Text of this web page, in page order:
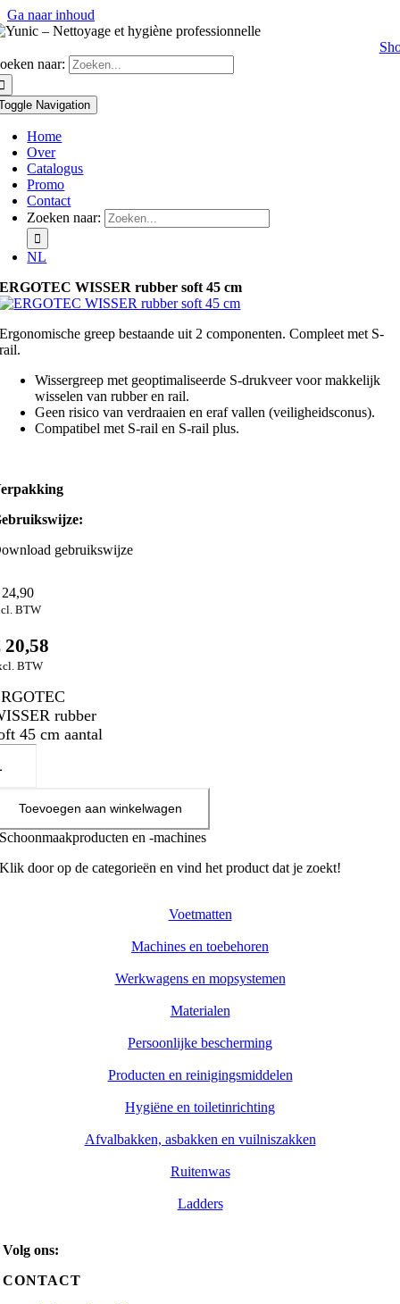
Ga naar inhoud
naar:
Navigation
Home
Over
Catalogus
Promo
Contact
Zoeken naar:
NL
ERGOTEC WISSER rubber soft 45 cm
Ergonomische greep bestaande uit 2 componenten. Compleet met S-
rail.
Wissergreep met geoptimaliseerde S-drukveer voor makkelijk
wisselen van rubber en rail.
Geen risico van verdraaien en eraf vallen (veiligheidsconus).
Compatibel met S-rail en S-rail plus.
gebruikswijze
BTW
20,58
BTW
rubber
45 cm aantal
Toevoegen aan winkelwagen
Schoonmaakproducten en -machines
Klik door op de categorieën en vind het product dat je zoekt!
Voetmatten
Machines en toebehoren
Werkwagens en mopsystemen
Materialen
Persoonlijke bescherming
Producten en reinigingsmiddelen
Hygiëne en toiletinrichting
Afvalbakken, asbakken en vuilniszakken
Ruitenwas
Ladders
Volg ons:
CONTACT